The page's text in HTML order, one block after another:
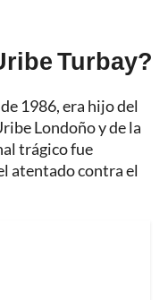
Turbay?
1986, era hijo del
Londoño y de la
trágico fue
atentado contra el